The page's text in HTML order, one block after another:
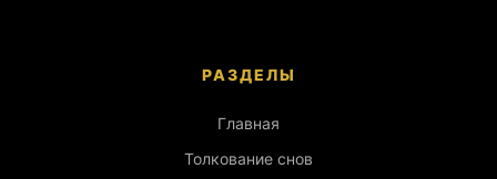
РАЗДЕЛЫ
Главная
Толкование снов